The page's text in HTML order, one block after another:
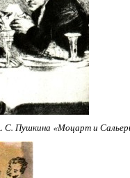
С. Пушкина «Моцарт и